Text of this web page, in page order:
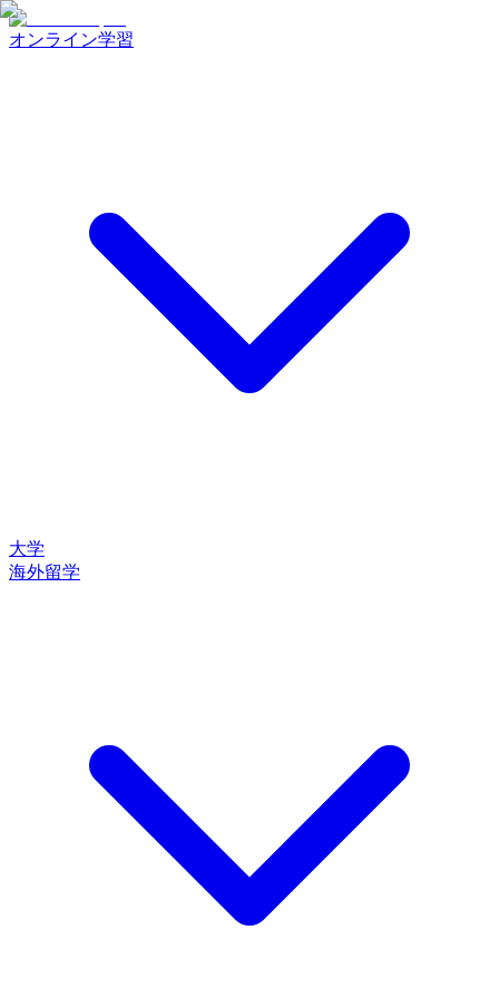
オンライン学習
大学
海外留学